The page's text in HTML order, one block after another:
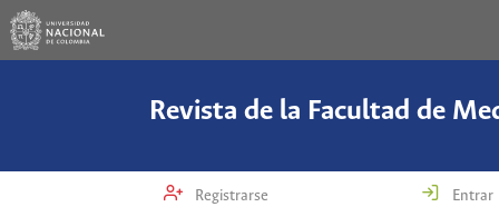
Revista de la Facultad de
Registrarse Entrar